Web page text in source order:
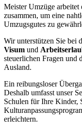
Meister Umzüge arbeitet
zusammen, um eine
Umzugsgutes zu
Wir unterstützen Sie bei
Visum und
steuerlichen Fragen und
Ausland.
Ein reibungsloser
Deshalb umfasst unser
Schulen für Ihre Kinder,
erleichtern.